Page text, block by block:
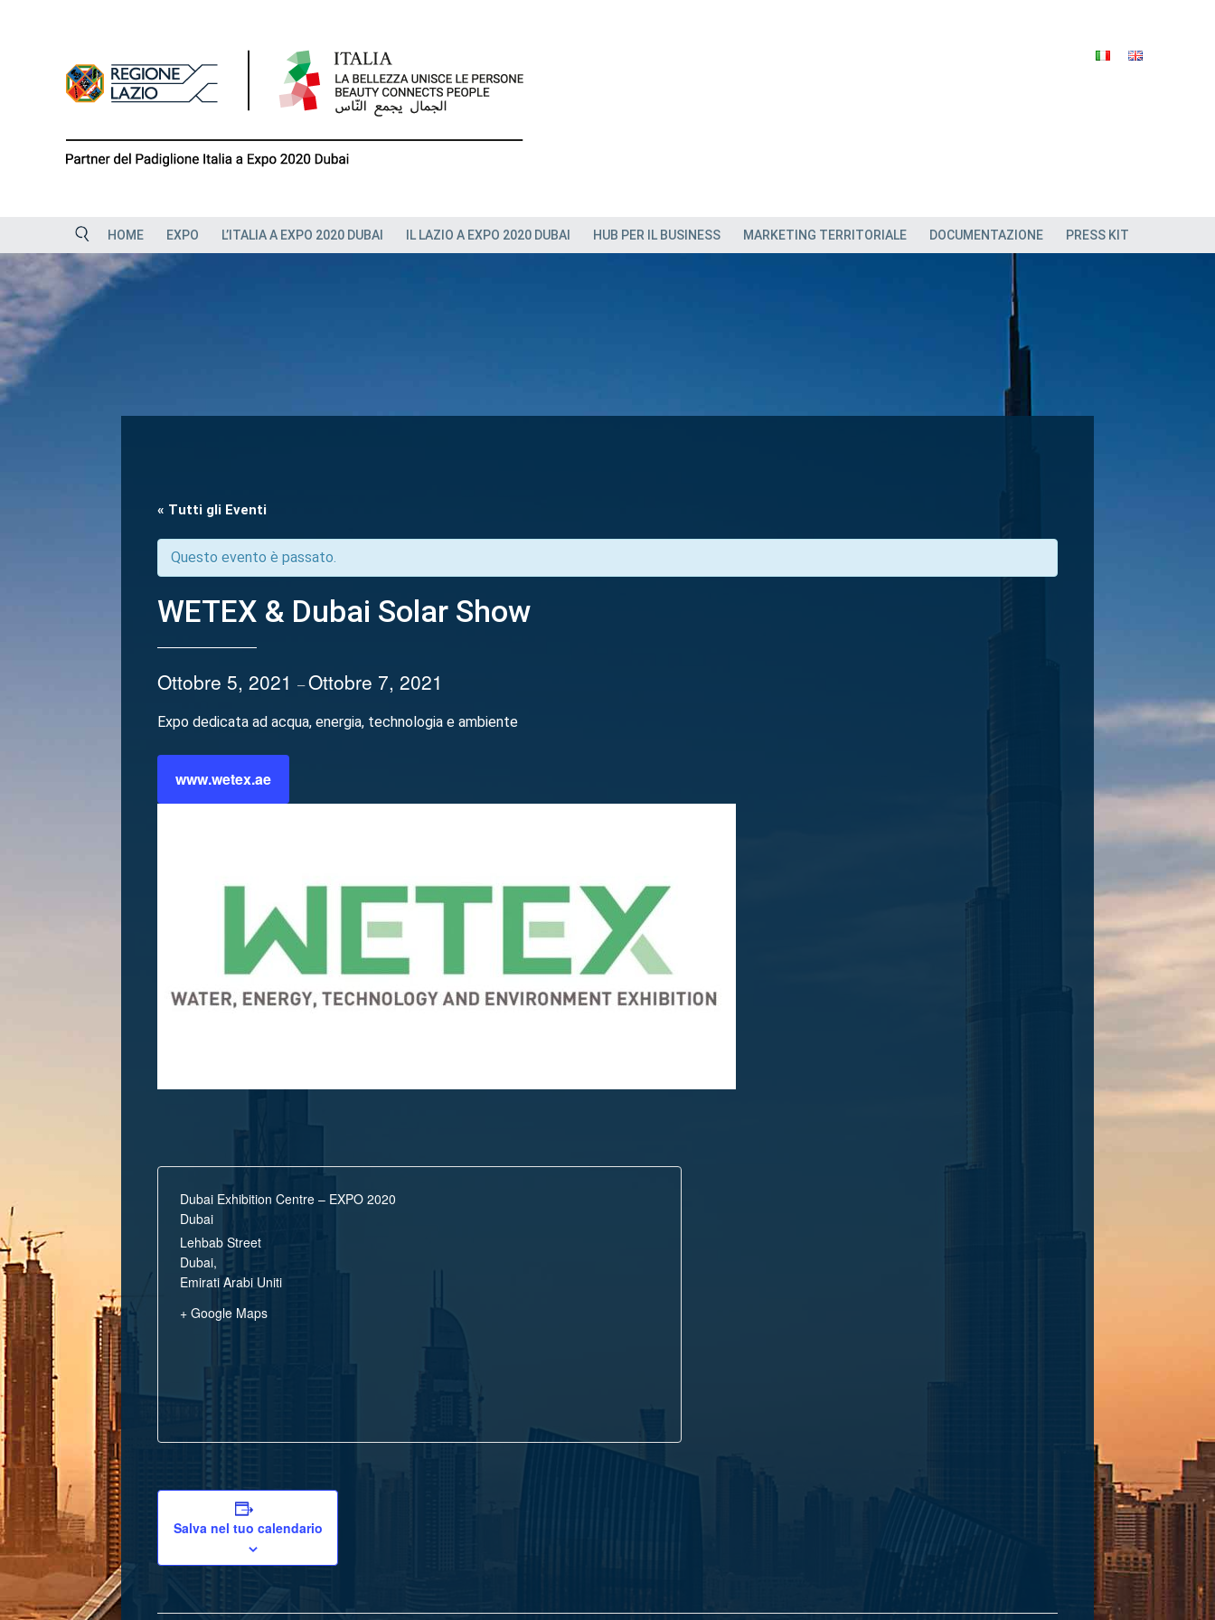
HOME EXPO L’ITALIA A EXPO 2020 DUBAI IL LAZIO A EXPO 2020 DUBAI HUB PER IL BUSINESS MARKETING TERRITORIALE DOCUMENTAZIONE PRESS KIT
« Tutti gli Eventi
Questo evento è passato.
WETEX & Dubai Solar Show
Ottobre 5, 2021–Ottobre 7, 2021
Expo dedicata ad acqua, energia, technologia e ambiente
www.wetex.ae
Dubai Exhibition Centre – EXPO 2020
Dubai
Lehbab Street
Dubai,
Emirati Arabi Uniti
+ Google Maps
Salva nel tuo calendario